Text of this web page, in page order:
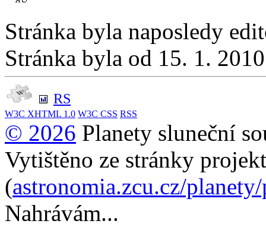
Stránka byla naposledy
Stránka byla od 15. 1.
RS
W3C XHTML 1.0 W3C CSS RSS
© 2026 Planety sluneční
Vytištěno ze stránky
(astronomia.zcu.cz/
Nahrávám...